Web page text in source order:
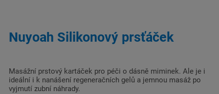
Nuyoah Silikonový prsťáček
Masážní prstový kartáček pro péči o dásně miminek. Ale je i
ideální i k nanášení regeneračních gelů a jemnou masáž po
vyjmutí zubní náhrady.